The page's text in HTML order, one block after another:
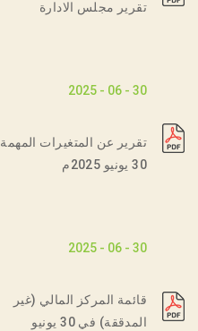
تقرير مجلس الادارة
30 - 06 - 2025
تقرير عن المتغيرات المهمة
30 يونيو 2025م
30 - 06 - 2025
قائمة المركز المالي (غير
المدققة) في 30 يونيو